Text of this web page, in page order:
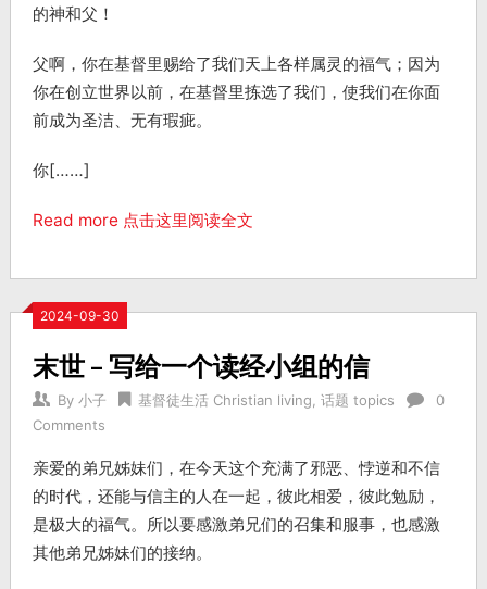
的神和父！
父啊，你在基督里赐给了我们天上各样属灵的福气；因为
你在创立世界以前，在基督里拣选了我们，使我们在你面
前成为圣洁、无有瑕疵。
你[……]
Read more 点击这里阅读全文
2024-09-30
末世 – 写给一个读经小组的信
By 小子 基督徒生活 Christian living 话题 topics
0
Comments
亲爱的弟兄姊妹们，在今天这个充满了邪恶、悖逆和不信
的时代，还能与信主的人在一起，彼此相爱，彼此勉励，
是极大的福气。所以要感激弟兄们的召集和服事，也感激
其他弟兄姊妹们的接纳。